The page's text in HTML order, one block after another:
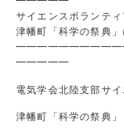
サイエンスボランテ
津幡町「科学の祭典
━━━━━
電気学会北陸支部サ
津幡町「科学の祭典」